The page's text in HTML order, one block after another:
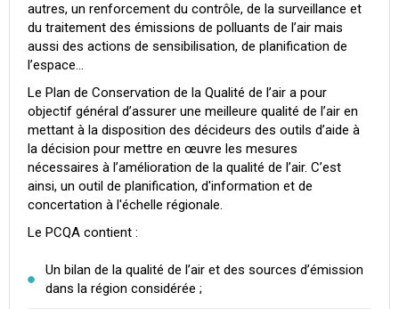
autres, un renforcement du contrôle, de la surveillance et
du traitement des émissions de polluants de l’air mais
aussi des actions de sensibilisation, de planification de
l’espace...
Le Plan de Conservation de la Qualité de l’air a pour
objectif général d’assurer une meilleure qualité de l’air en
mettant à la disposition des décideurs des outils d’aide à
la décision pour mettre en œuvre les mesures
nécessaires à l’amélioration de la qualité de l’air. C’est
ainsi, un outil de planification, d'information et de
concertation à l'échelle régionale.
Le PCQA contient :
Un bilan de la qualité de l’air et des sources d’émission
dans la région considérée ;